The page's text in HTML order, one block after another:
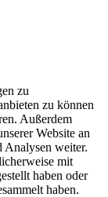
zu
zu können
Außerdem
Website an
Analysen weiter.
mit
haben oder
haben.